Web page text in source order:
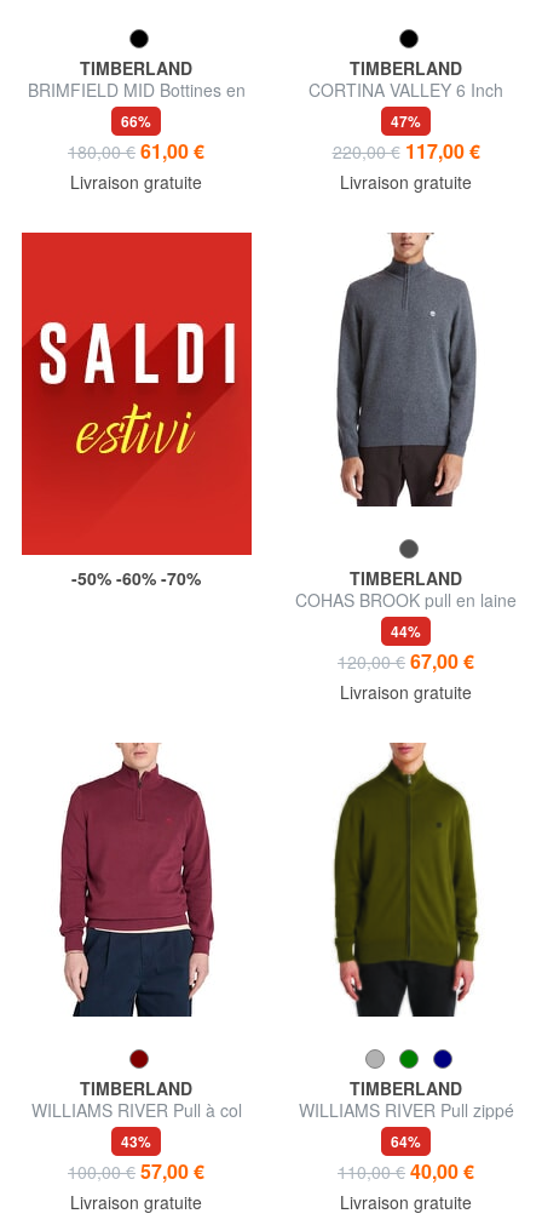
TIMBERLAND
BRIMFIELD MID Bottines en
cuir
66%
180,00 € 61,00 €
Livraison gratuite
TIMBERLAND
CORTINA VALLEY 6 Inch
Bottines en cuir
47%
220,00 € 117,00 €
Livraison gratuite
-50% -60% -70%
TIMBERLAND
COHAS BROOK pull en laine
mélangée
44%
120,00 € 67,00 €
Livraison gratuite
TIMBERLAND
WILLIAMS RIVER Pull à col
zippé
43%
100,00 € 57,00 €
Livraison gratuite
TIMBERLAND
WILLIAMS RIVER Pull zippé
64%
110,00 € 40,00 €
Livraison gratuite